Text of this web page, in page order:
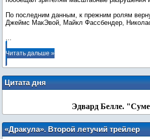
По последним данным, к прежним ролям
...
Читать дальше »
Цитата дня
Эдвард Белле.
«Дракула». Второй летучий трейлер